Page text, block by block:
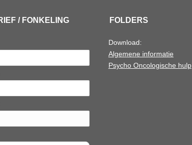
/ FONKELING FOLDERS
Download:
Algemene informatie
Psycho Oncologische hulp